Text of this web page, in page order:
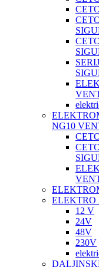
NG10
ELEKTRO
12 V
24V
48V
230V